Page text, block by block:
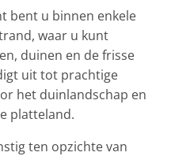
bent u binnen enkele
waar u kunt
duinen en de frisse
uit tot prachtige
het duinlandschap en
platteland.
ten opzichte van